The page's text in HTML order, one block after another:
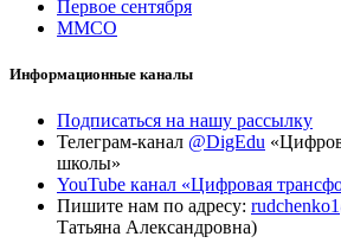
Первое сентября
ММСО
Информационные каналы
Подписаться на нашу рассылку
Телеграм-канал @DigEdu
школы»
YouTube канал «Цифровая
Пишите нам по адресу:
Татьяна Александровна)